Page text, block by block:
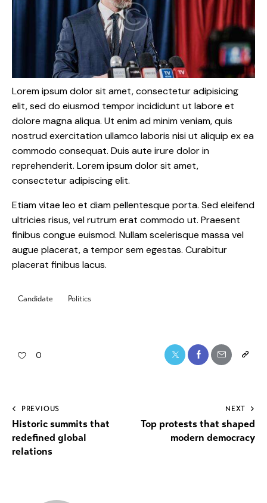
Lorem ipsum dolor sit amet, consectetur adipisicing
elit, sed do eiusmod tempor incididunt ut labore et
dolore magna aliqua. Ut enim ad minim veniam, quis
nostrud exercitation ullamco laboris nisi ut aliquip ex ea
commodo consequat. Duis aute irure dolor in
reprehenderit. Lorem ipsum dolor sit amet,
consectetur adipiscing elit.
Etiam vitae leo et diam pellentesque porta. Sed eleifend
ultricies risus, vel rutrum erat commodo ut. Praesent
finibus congue euismod. Nullam scelerisque massa vel
augue placerat, a tempor sem egestas. Curabitur
placerat finibus lacus.
Candidate Politics
0
PREVIOUS
Historic summits that
redefined global
relations
NEXT
Top protests that shaped
modern democracy